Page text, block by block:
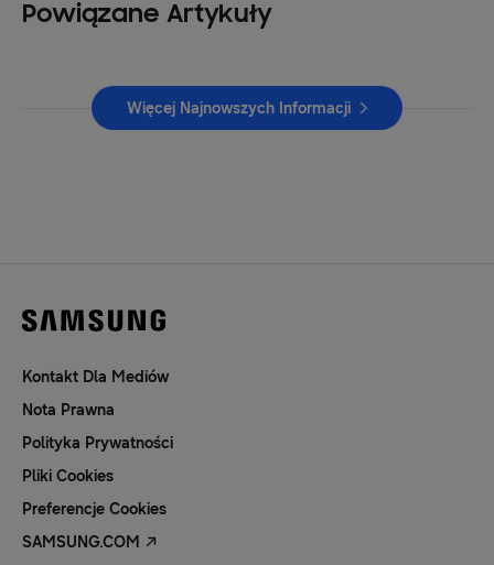
Powiązane Artykuły
Więcej Najnowszych Informacji
Kontakt Dla Mediów
Nota Prawna
Polityka Prywatności
Pliki Cookies
Preferencje Cookies
SAMSUNG.COM